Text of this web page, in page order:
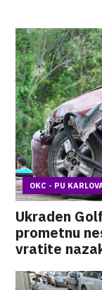
OKC - PU
Ukraden
prometnu
vratite